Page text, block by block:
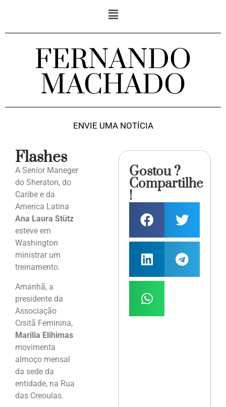
FERNANDO
MACHADO
ENVIE UMA NOTÍCIA
Flashes
A Senior Maneger
do Sheraton, do
Caribe e da
America Latina
Ana Laura Stütz
esteve em
Washington
ministrar um
treinamento.
Amanhã, a
presidente da
Associação
Crsitã Feminina,
Marilia Elihimas
movimenta
almoço mensal
da sede da
entidade, na Rua
das Creoulas.
Gostou ?
Compartilhe
!